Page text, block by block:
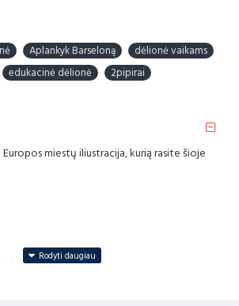
Aplankyk Barseloną
dėlionė vaikams
edukacinė dėlionė
2pipirai
miestų iliustracija, kurią rasite šioje
kartono ir medienos